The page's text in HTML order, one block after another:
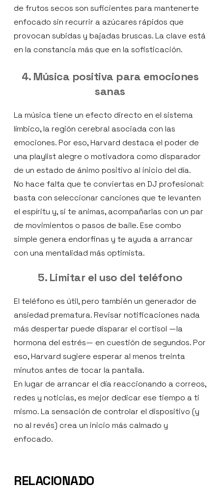
de frutos secos son suficientes para mantenerte
enfocado sin recurrir a azúcares rápidos que
provocan subidas y bajadas bruscas. La clave está
en la constancia más que en la sofisticación.
4. Música positiva para emociones
sanas
La música tiene un efecto directo en el sistema
límbico, la región cerebral asociada con las
emociones. Por eso, Harvard destaca el poder de
una playlist alegre o motivadora como disparador
de un estado de ánimo positivo al inicio del día.
No hace falta que te conviertas en DJ profesional:
basta con seleccionar canciones que te levanten
el espíritu y, si te animas, acompañarlas con un par
de movimientos o pasos de baile. Ese combo
simple genera endorfinas y te ayuda a arrancar
con una mentalidad más optimista.
5. Limitar el uso del teléfono
El teléfono es útil, pero también un generador de
ansiedad prematura. Revisar notificaciones nada
más despertar puede disparar el cortisol —la
hormona del estrés— en cuestión de segundos. Por
eso, Harvard sugiere esperar al menos treinta
minutos antes de tocar la pantalla.
En lugar de arrancar el día reaccionando a correos,
redes y noticias, es mejor dedicar ese tiempo a ti
mismo. La sensación de controlar el dispositivo (y
no al revés) crea un inicio más calmado y
enfocado.
RELACIONADO